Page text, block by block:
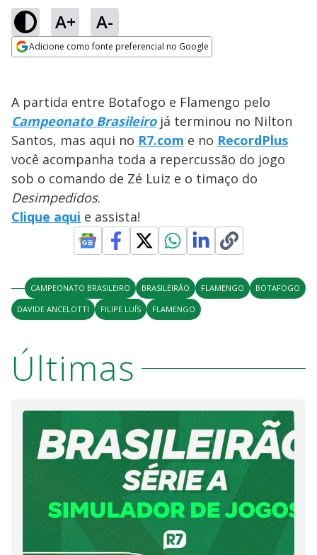
A+ A-
Adicione como fonte preferencial no Google
A partida entre Botafogo e Flamengo pelo
Campeonato Brasileirojá terminou no Nilton
Santos, mas aqui no R7.com e no RecordPlus
você acompanha toda a repercussão do jogo
sob o comando de Zé Luiz e o timaço do
Desimpedidos.
Clique aqui e assista!
CAMPEONATO BRASILEIRO BRASILEIRÃO FLAMENGO
BOTAFOGO
DAVIDE ANCELOTTI
FILIPE LUÍS FLAMENGO
Últimas